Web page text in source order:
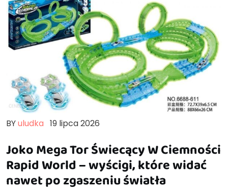
BYuludka 19 lipca 2026
Joko Mega Tor Świecący W Ciemności
Rapid World – wyścigi, które widać
nawet po zgaszeniu światła